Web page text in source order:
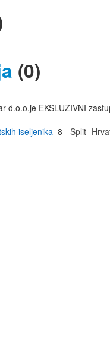
(0)
d.o.o.je EKSLUZIVNI
iseljenika 8 - Split-